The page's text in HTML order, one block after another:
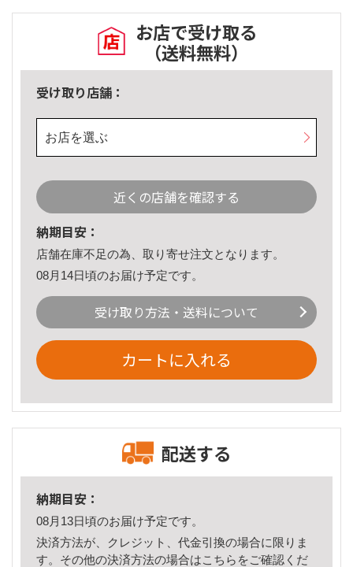
お店で受け取る
（送料無料）
受け取り店舗：
お店を選ぶ
近くの店舗を確認する
納期目安：
店舗在庫不足の為、取り寄せ注文となります。
08月14日頃のお届け予定です。
受け取り方法・送料について
カートに入れる
配送する
納期目安：
08月13日頃のお届け予定です。
決済方法が、クレジット、代金引換の場合に限りま
す。その他の決済方法の場合はこちら をご確認くだ